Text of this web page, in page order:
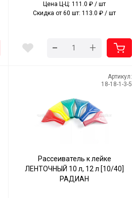
Цена Ц-Ц: 111.0 ₽ / шт
Скидка от 60 шт: 113.0 ₽ / шт
- +
Артикул:
18-18-1-3-5
Рассеиватель к лейке
ЛЕНТОЧНЫЙ 10 л, 12 л [10/40]
РАДИАН